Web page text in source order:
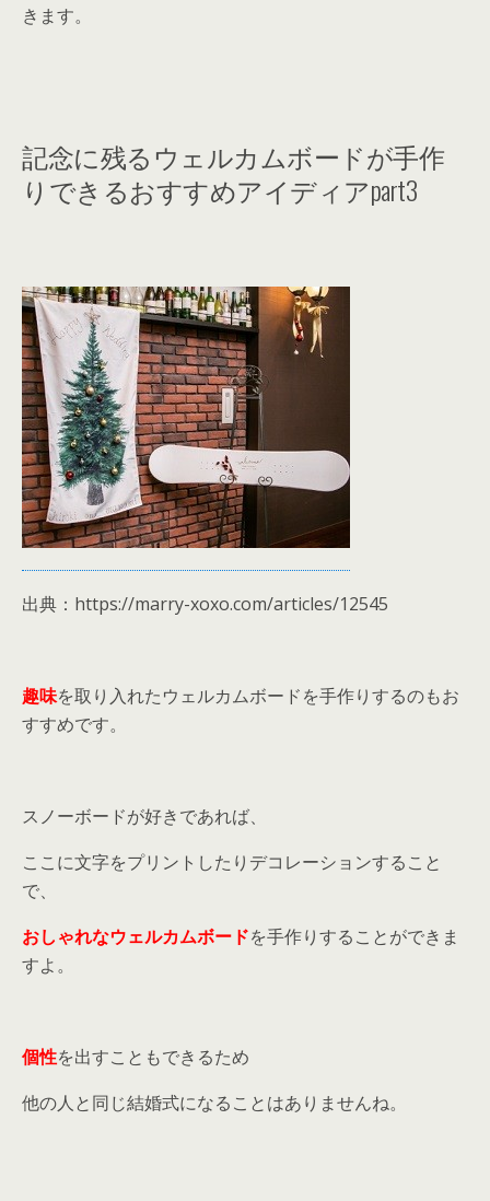
きます。
記念に残るウェルカムボードが手作
りできるおすすめアイディアpart3
出典：https://marry-xoxo.com/articles/12545
趣味を取り入れたウェルカムボードを手作りするのもお
すすめです。
スノーボードが好きであれば、
ここに文字をプリントしたりデコレーションすること
で、
おしゃれなウェルカムボードを手作りすることができま
すよ。
個性を出すこともできるため
他の人と同じ結婚式になることはありませんね。